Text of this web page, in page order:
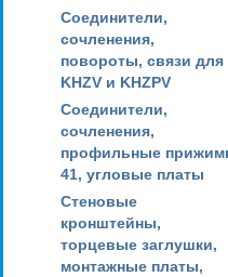
Соединители,
сочленения,
повороты, связи для
KHZV и KHZPV
Соединители,
сочленения,
профильные
41, угловые платы
Стеновые
кронштейны,
торцевые заглушки,
монтажные платы,